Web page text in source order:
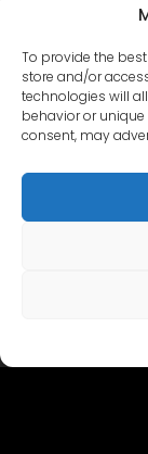
To provide the
store and/or
technologies will
behavior or
consent, may